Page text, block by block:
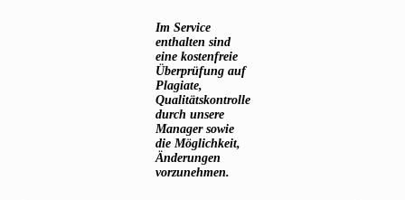
Im Service
enthalten sind
eine kostenfreie
Überprüfung auf
Plagiate,
Qualitätskontrolle
durch unsere
Manager sowie
die Möglichkeit,
Änderungen
vorzunehmen.